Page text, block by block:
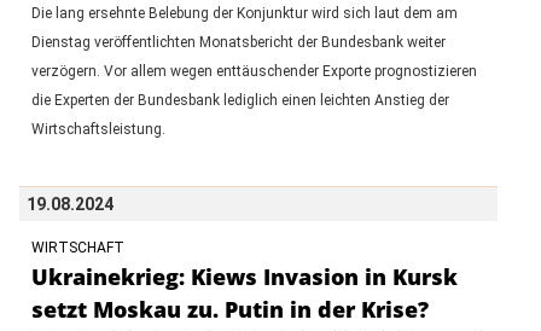
Die lang ersehnte Belebung der Konjunktur wird sich laut dem am
Dienstag veröffentlichten Monatsbericht der Bundesbank weiter
verzögern. Vor allem wegen enttäuschender Exporte prognostizieren
die Experten der Bundesbank lediglich einen leichten Anstieg der
Wirtschaftsleistung.
19.08.2024
WIRTSCHAFT
Ukrainekrieg: Kiews Invasion in Kursk
setzt Moskau zu. Putin in der Krise?